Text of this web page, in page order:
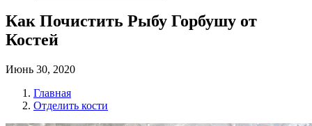
Как Почистить Рыбу Горбушу от
Костей
Июнь 30, 2020
Главная
Отделить кости